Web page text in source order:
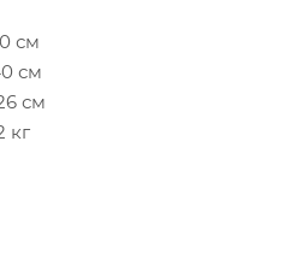
см
см
см
кг